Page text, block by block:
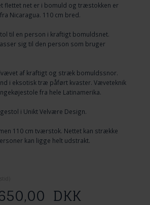
flettet net er i bomuld og træstokken er
Nicaragua. 110 cm bred.
til en person i kraftigt bomuldsnet.
sig til den person som bruger
af kraftigt og stræk bomuldssnor.
i eksotisk træ påført kvaster. Væveteknik
fra hele Latinamerika.
i Unikt Velvære Design.
110 cm tværstok. Nettet kan strække
kan ligge helt udstrakt.
DKK